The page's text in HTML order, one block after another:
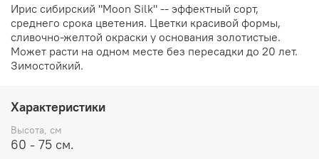
Ирис сибирский "Moon Silk" -- эффектный сорт,
среднего срока цветения. Цветки красивой формы,
сливочно-желтой окраски у основания золотистые.
Может расти на одном месте без пересадки до 20 лет.
Зимостойкий.
Характеристики
Высота, см
60 - 75 см.